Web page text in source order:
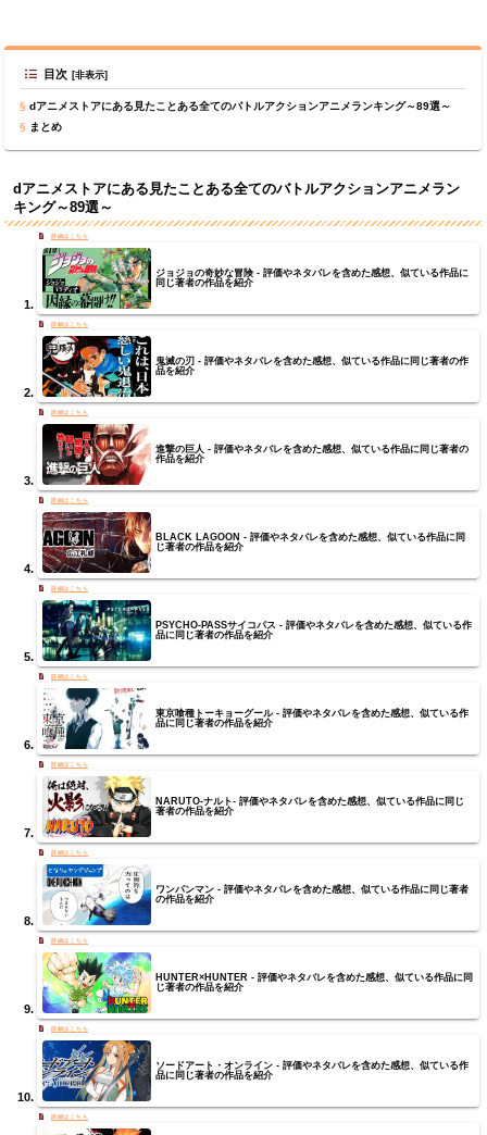
目次
dアニメストアにある見たことある全てのバトルアクションアニメランキング～89選～
まとめ
dアニメストアにある見たことある全てのバトルアクションアニメラン
キング～89選～
ジョジョの奇妙な冒険 - 評価やネタバレを含めた感想、似ている作品に
同じ著者の作品を紹介
鬼滅の刃 - 評価やネタバレを含めた感想、似ている作品に同じ著者の作
品を紹介
進撃の巨人 - 評価やネタバレを含めた感想、似ている作品に同じ著者の
作品を紹介
BLACK LAGOON - 評価やネタバレを含めた感想、似ている作品に同
じ著者の作品を紹介
PSYCHO-PASSサイコパス - 評価やネタバレを含めた感想、似ている作
品に同じ著者の作品を紹介
東京喰種トーキョーグール - 評価やネタバレを含めた感想、似ている作
品に同じ著者の作品を紹介
NARUTO-ナルト- 評価やネタバレを含めた感想、似ている作品に同じ
著者の作品を紹介
ワンパンマン - 評価やネタバレを含めた感想、似ている作品に同じ著者
の作品を紹介
HUNTER×HUNTER - 評価やネタバレを含めた感想、似ている作品に同
じ著者の作品を紹介
ソードアート・オンライン - 評価やネタバレを含めた感想、似ている作
品に同じ著者の作品を紹介